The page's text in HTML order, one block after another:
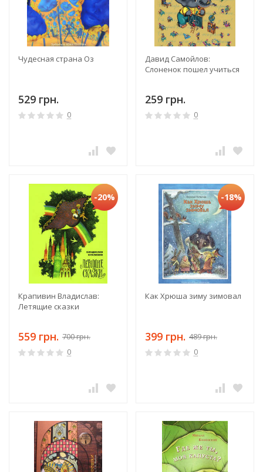
Чудесная страна Оз
529 грн.
0
Давид Самойлов:
Слоненок пошел учиться
259 грн.
0
-20%
Крапивин Владислав:
Летящие сказки
559 грн. 700 грн.
0
-18%
Как Хрюша зиму зимовал
399 грн. 489 грн.
0